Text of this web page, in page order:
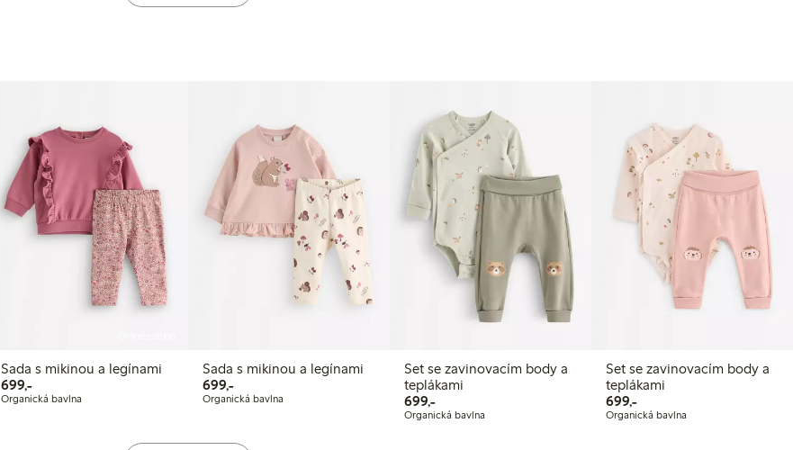
Sada s mikinou a legínami
699,-699,00 Kč
Organická bavlna
Sada s mikinou a legínami
699,-699,00 Kč
Organická bavlna
Set se zavinovacím body a
teplákami
699,-699,00 Kč
Organická bavlna
Set se zavinovacím body a
teplákami
699,-699,00 Kč
Organická bavlna